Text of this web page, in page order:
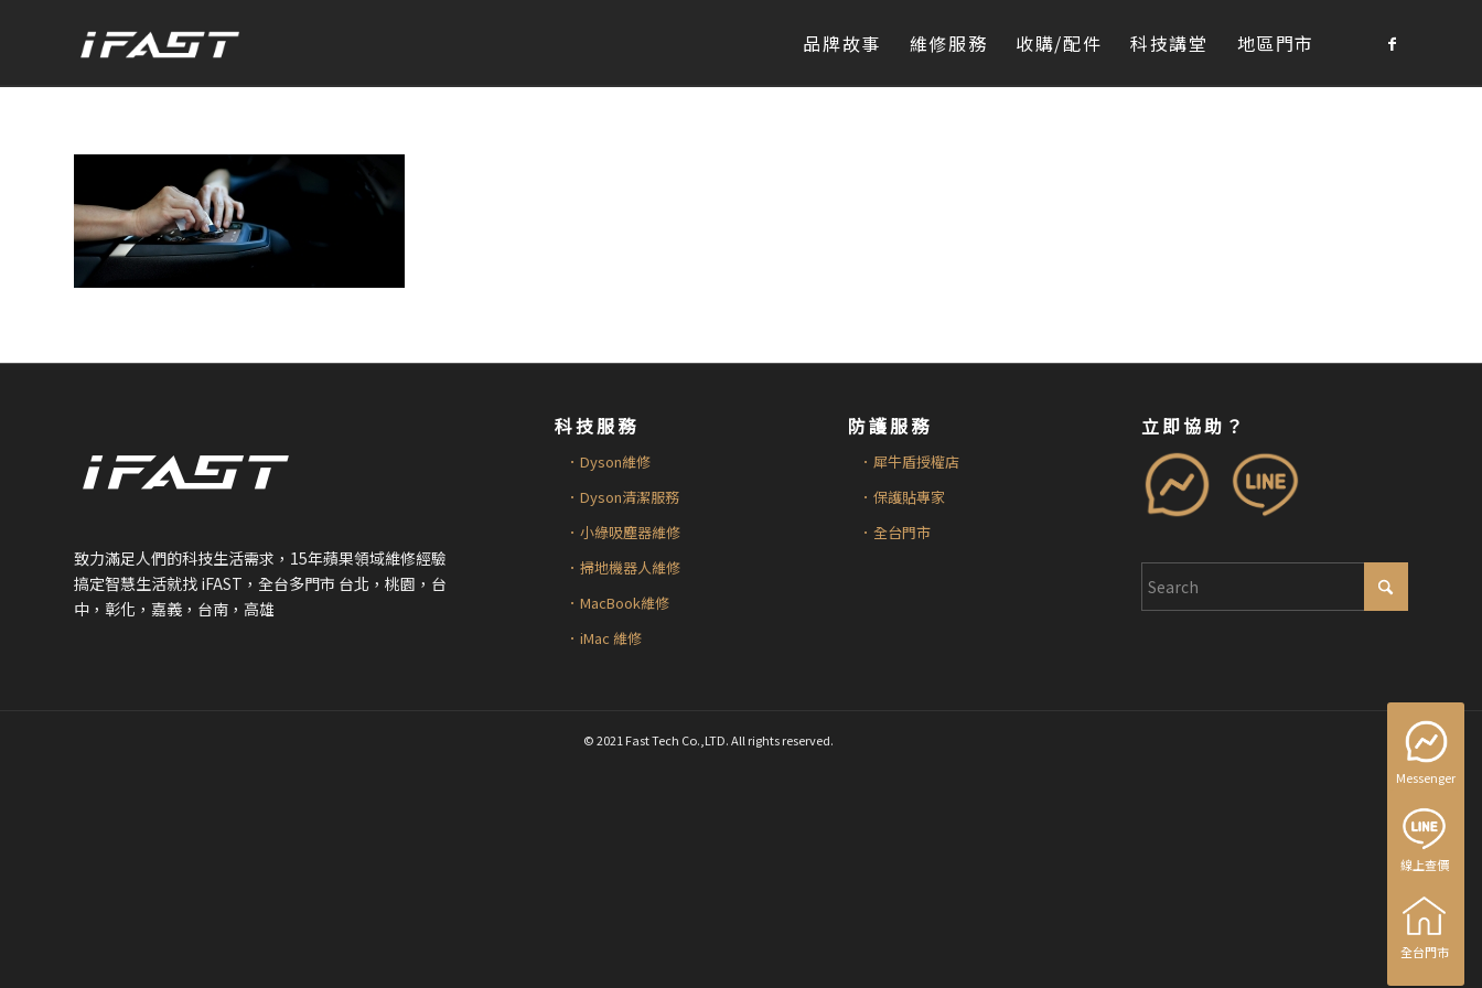
品牌故事 維修服務 收購/配件 科技講堂 地區門市
致力滿足人們的科技生活需求， 15年蘋果領域維修經驗
搞定智慧生活就找 iFAST ，全台多門市 台北，桃園，台
中，彰化，嘉義，台南，高雄
科技服務
．Dyson維修
．Dyson清潔服務
．小綠吸塵器維修
．掃地機器人維修
．MacBook維修
．iMac 維修
防護服務
．犀牛盾授權店
．保護貼專家
．全台門市
立即協助？
© 2021 Fast Tech Co.,LTD. All rights reserved.
Messenger
線上查價
全台門市
線上查價
全台門市